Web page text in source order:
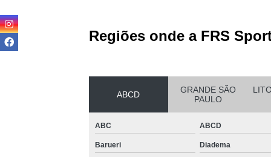
Regiões onde a FRS
ABCD
GRANDE SÃO
PAULO
ABC ABCD
Barueri Diadema